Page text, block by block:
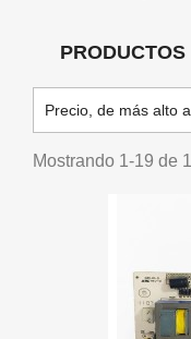
PRODUCTOS
Precio, de más alto
Mostrando 1-19 de